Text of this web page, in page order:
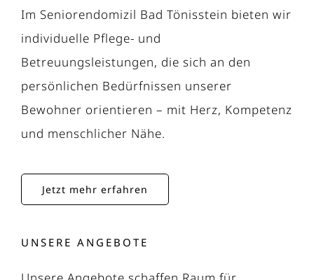
Im Seniorendomizil Bad Tönisstein bieten wir
individuelle Pflege- und
Betreuungsleistungen, die sich an den
persönlichen Bedürfnissen unserer
Bewohner orientieren – mit Herz, Kompetenz
und menschlicher Nähe.
Jetzt mehr erfahren
UNSERE ANGEBOTE